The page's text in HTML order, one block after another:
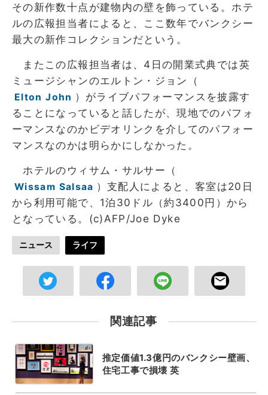
その新作数十点が建物内の壁を飾っている。ホテ
ルの広報担当者によると、ここ数年でバンクシー
最大の新作コレクションだという。
またこの広報担当者は、4日の開業式典では英
ミュージシャンのエルトン・ジョン（
Elton John ）がライブパフォーマンスを披露す
ることになっていると話したが、現地でのパフォ
ーマンスなのかビデオリンクを介してのパフォー
マンスなのかは明らかにしなかった。
ホテルのウィサム・サルサー（
Wissam Salsaa ）支配人によると、客室は20日
から利用可能で、1泊30ドル（約3400円）から
となっている。(c)AFP/Joe Dyke
ニュース ライフ
関連記事
推定価値1.3億円のバンクシー壁画、
住宅工事で損壊 英